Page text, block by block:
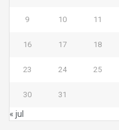
9 10 11
16 17 18
23 24 25
30 31
« jul